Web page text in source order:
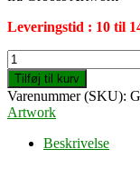
Leveringstid : 10 til
Letters
(50
X
50
cm)
antal
Tilføj til kurv
Varenummer (SKU):
Artwork
Beskrivelse